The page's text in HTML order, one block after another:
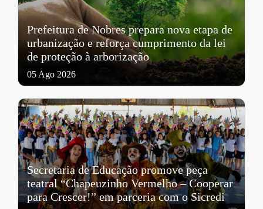
Prefeitura de Nobres prepara nova etapa de
urbanização e reforça cumprimento da lei
de proteção à arborização
05 Ago 2026
Secretaria de Educação promove peça
teatral “Chapeuzinho Vermelho – Cooperar
para Crescer!” em parceria com o Sicredi